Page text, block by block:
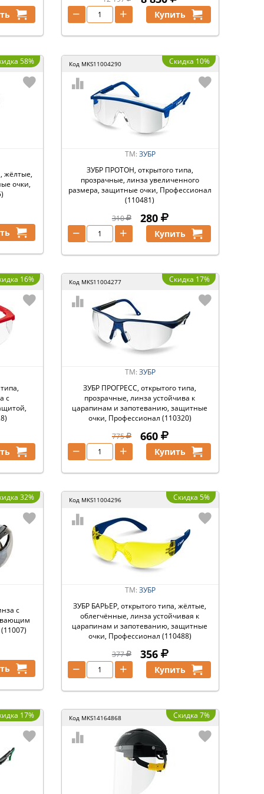
+
− Купить
58%
жёлтые,
очки,
Код MKS11004290 Скидка 10%
ТМ: ЗУБР
ЗУБР ПРОТОН, открытого типа,
прозрачные, линза увеличенного
размера, защитные очки, Профессионал
(110481)
310
280
+
− Купить
16%
с
Код MKS11004277 Скидка 17%
ТМ: ЗУБР
ЗУБР ПРОГРЕСС, открытого типа,
прозрачные, линза устойчива к
царапинам и запотеванию, защитные
очки, Профессионал (110320)
775
660
+
− Купить
32%
с
Код MKS11004296 Скидка 5%
ТМ: ЗУБР
ЗУБР БАРЬЕР, открытого типа, жёлтые,
облегчённые, линза устойчивая к
царапинам и запотеванию, защитные
очки, Профессионал (110488)
377
356
+
− Купить
17% Код MKS14164868 Скидка 7%